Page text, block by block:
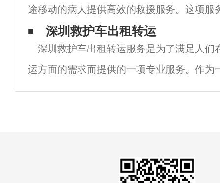
还是急需医疗转运，了解深圳的救护车出租
务
途移动的病人提供高效的救援服务。这项服
救护车公司提供，他们拥有先进的救护设备
护人员，能够为病人提供全方位的医疗保障
深圳救护车出租转运
深圳救护车出租转运服务是为了满足人们
运方面的需求而提供的一项专业服务。作为
市，深圳市的医疗条件相对较好，但在紧急